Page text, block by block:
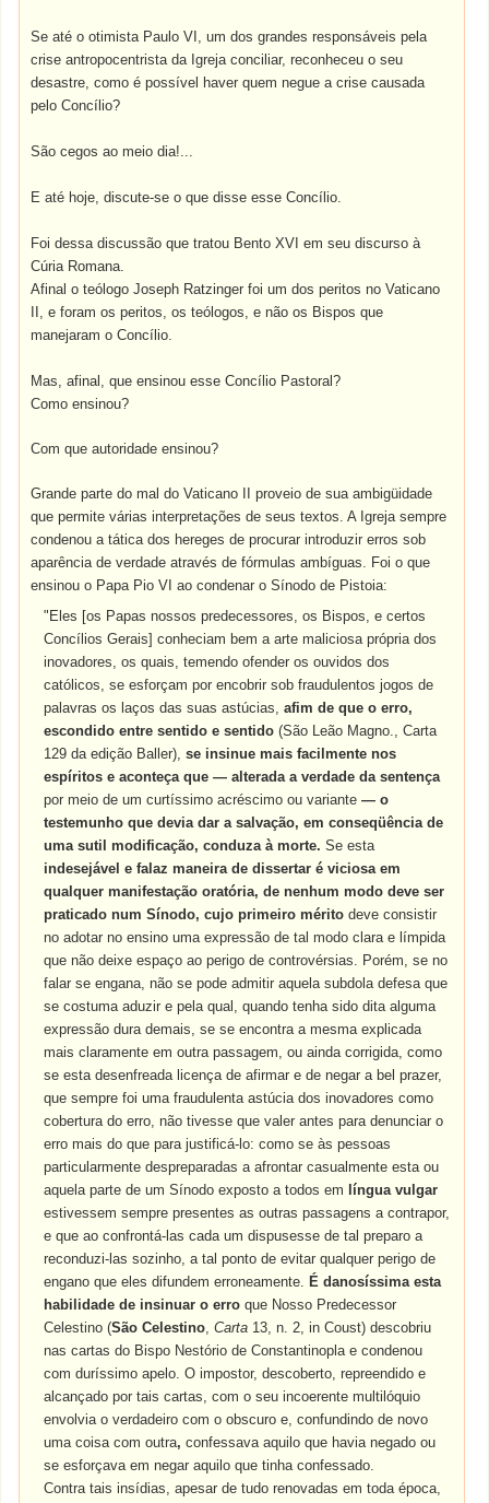
Se até o otimista Paulo VI, um dos grandes responsáveis pela
crise antropocentrista da Igreja conciliar, reconheceu o seu
desastre, como é possível haver quem negue a crise causada
pelo Concílio?
São cegos ao meio dia!...
E até hoje, discute-se o que disse esse Concílio.
Foi dessa discussão que tratou Bento XVI em seu discurso à
Cúria Romana.
Afinal o teólogo Joseph Ratzinger foi um dos peritos no Vaticano
II, e foram os peritos, os teólogos, e não os Bispos que
manejaram o Concílio.
Mas, afinal, que ensinou esse Concílio Pastoral?
Como ensinou?
Com que autoridade ensinou?
Grande parte do mal do Vaticano II proveio de sua ambigüidade
que permite várias interpretações de seus textos. A Igreja sempre
condenou a tática dos hereges de procurar introduzir erros sob
aparência de verdade através de fórmulas ambíguas. Foi o que
ensinou o Papa Pio VI ao condenar o Sínodo de Pistoia:
"Eles [os Papas nossos predecessores, os Bispos, e certos
Concílios Gerais] conheciam bem a arte maliciosa própria dos
inovadores, os quais, temendo ofender os ouvidos dos
católicos, se esforçam por encobrir sob fraudulentos jogos de
palavras os laços das suas astúcias,afim de que o erro,
escondido entre sentido e sentido (São Leão Magno., Carta
129 da edição Baller),se insinue mais facilmente nos
espíritos e aconteça que — alterada a verdade da sentença
por meio de um curtíssimo acréscimo ou variante— o
testemunho que devia dar a salvação, em conseqüência de
uma sutil modificação, conduza à morte. Se esta
indesejável e falaz maneira de dissertar é viciosa em
qualquer manifestação oratória, de nenhum modo deve ser
praticado num Sínodo, cujo primeiro mérito deve consistir
no adotar no ensino uma expressão de tal modo clara e límpida
que não deixe espaço ao perigo de controvérsias. Porém, se no
falar se engana, não se pode admitir aquela subdola defesa que
se costuma aduzir e pela qual, quando tenha sido dita alguma
expressão dura demais, se se encontra a mesma explicada
mais claramente em outra passagem, ou ainda corrigida, como
se esta desenfreada licença de afirmar e de negar a bel prazer,
que sempre foi uma fraudulenta astúcia dos inovadores como
cobertura do erro, não tivesse que valer antes para denunciar o
erro mais do que para justificá-lo: como se às pessoas
particularmente despreparadas a afrontar casualmente esta ou
aquela parte de um Sínodo exposto a todos em língua vulgar
estivessem sempre presentes as outras passagens a contrapor,
e que ao confrontá-las cada um dispusesse de tal preparo a
reconduzi-las sozinho, a tal ponto de evitar qualquer perigo de
engano que eles difundem erroneamente. É danosíssima esta
habilidade de insinuar o erro que Nosso Predecessor
Celestino (São Celestino,Carta 13, n. 2, in Coust) descobriu
nas cartas do Bispo Nestório de Constantinopla e condenou
com duríssimo apelo. O impostor, descoberto, repreendido e
alcançado por tais cartas, com o seu incoerente multilóquio
envolvia o verdadeiro com o obscuro e, confundindo de novo
uma coisa com outra,confessava aquilo que havia negado ou
se esforçava em negar aquilo que tinha confessado.
Contra tais insídias, apesar de tudo renovadas em toda época,